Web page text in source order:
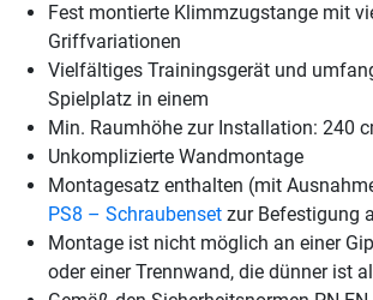
Fest montierte Klimmzugstange mit
Griffvariationen
Vielfältiges Trainingsgerät und
Spielplatz in einem
Min. Raumhöhe zur Installation: 240
Unkomplizierte Wandmontage
Montagesatz enthalten (mit
PS8 – Schraubenset zur Befestigung
Montage ist nicht möglich an einer
oder einer Trennwand, die dünner ist